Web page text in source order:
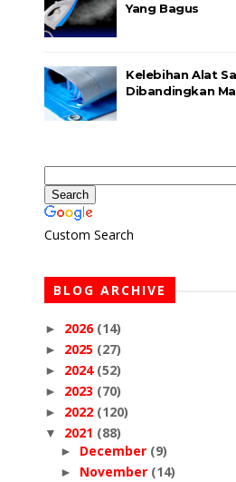
Yang Bagus
Kelebihan Alat
Dibandingkan
Custom Search
BLOG ARCHIVE
► 2026 (14)
► 2025 (27)
► 2024 (52)
► 2023 (70)
► 2022 (120)
▼ 2021 (88)
► December (9)
► November (14)